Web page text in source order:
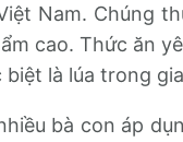
Nam. Chúng
cao. Thức ăn
là lúa trong
bà con áp